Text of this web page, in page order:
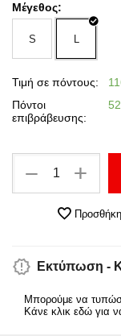
Μέγεθος:
S L
Τιμή σε πόντους:
Πόντοι
επιβράβευσης:
+
−
Εκτύπωση -
Μπορούμε να
Κάνε κλικ εδώ για